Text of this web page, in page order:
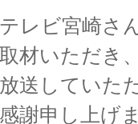
テレビ宮崎さ
取材いただき
放送していた
感謝申し上げ